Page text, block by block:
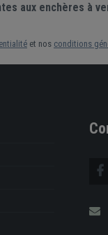
aux enchères à
et nos conditions